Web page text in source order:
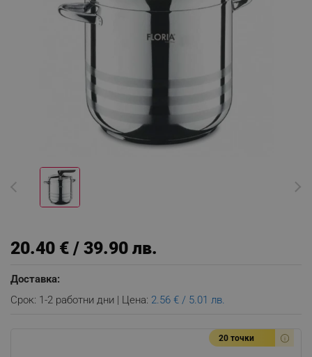
20.40 € / 39.90 лв.
Доставка:
Срок: 1-2 работни дни | Цена: 2.56 € / 5.01 лв.
20 точки